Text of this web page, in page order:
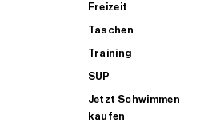
Freizeit
Taschen
Training
SUP
Jetzt Schwimmen
kaufen